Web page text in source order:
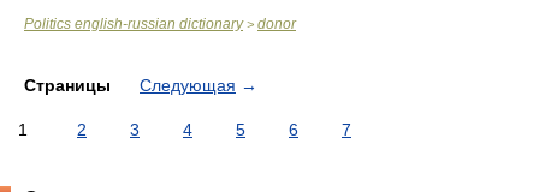
Politics english-russian dictionary> donor
Страницы Следующая →
1 2 3 4 5 6 7